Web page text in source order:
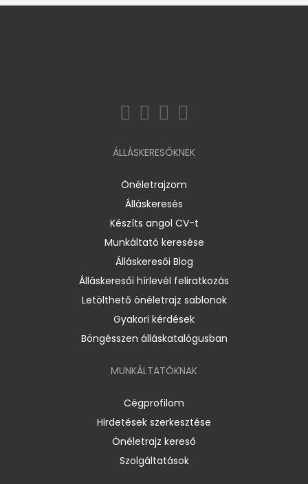
ÁLLÁSKERESŐKNEK
Önéletrajzom
Álláskeresés
Készíts angol CV-t
Munkáltató keresése
Álláskeresői Blog
Álláskeresői hírlevél feliratkozás
Letölthető önéletrajz sablonok
Gyakori kérdések
Böngésszen álláskatalógusban
MUNKÁLTATÓKNAK
Cégprofilom
Hirdetések szerkesztése
Önéletrajz kereső
Szolgáltatások